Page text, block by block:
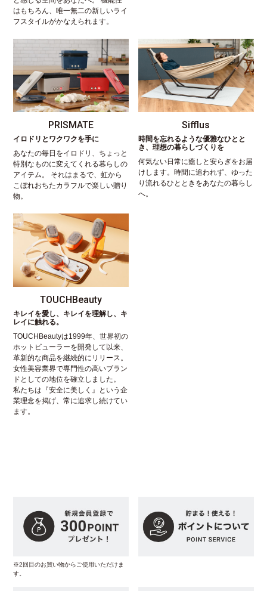
はもちろん、唯一無二の新しいライ
フスタイルがかなえられます。
PRISMATE
イロドリとワクワクを手に
あなたの毎日をイロドリ、ちょっと
特別なものに変えてくれる暮らしの
アイテム。 それはまるで、虹から
こぼれおちたカラフルで楽しい贈り
物。
Sifflus
時間を忘れるような優雅なひとと
き、理想の暮らしづくりを
何気ない日常に癒しと安らぎをお届
けします。時間に追われず、ゆった
り流れるひとときをあなたの暮らし
へ。
TOUCHBeauty
キレイを愛し、キレイを理解し、キ
レイに触れる。
TOUCHBeautyは1999年、世界初の
ホットビューラーを開発して以来、
革新的な商品を継続的にリリース。
女性美容業界で専門性の高いブラン
ドとしての地位を確立しました。
私たちは『安全に美しく』という企
業理念を掲げ、常に追求し続けてい
ます。
※2回目のお買い物からご使用いただけま
す。